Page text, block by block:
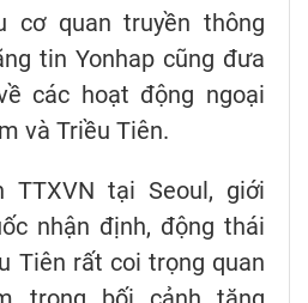
cơ quan truyền thông
tin Yonhap cũng đưa
các hoạt động ngoại
và Triều Tiên.
TTXVN tại Seoul, giới
nhận định, động thái
Tiên rất coi trọng quan